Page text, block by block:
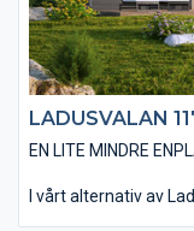
LADUSVALAN
EN LITE MINDRE
I vårt alternativ av